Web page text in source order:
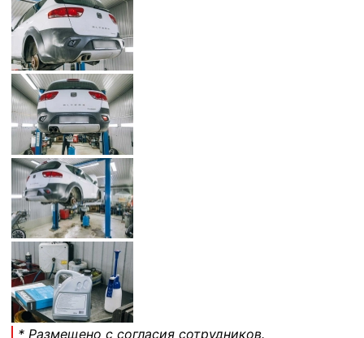
* Размещено с согласия сотрудников.